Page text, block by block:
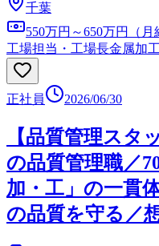
千葉
550万円～650万円（月
工場担当・工場長金属加工
正社員 2026/06/30
【品質管理スタ
の品質管理職／
加・工」の一貫
の品質を守る／